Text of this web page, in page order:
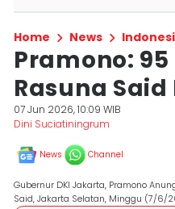
Home News
Pramono:
Rasuna
07 Jun 2026, 10:09 WIB
Dini Suciatiningrum
News Channel
Gubernur DKI Jakarta, Pramono
Said, Jakarta Selatan, Minggu (7/